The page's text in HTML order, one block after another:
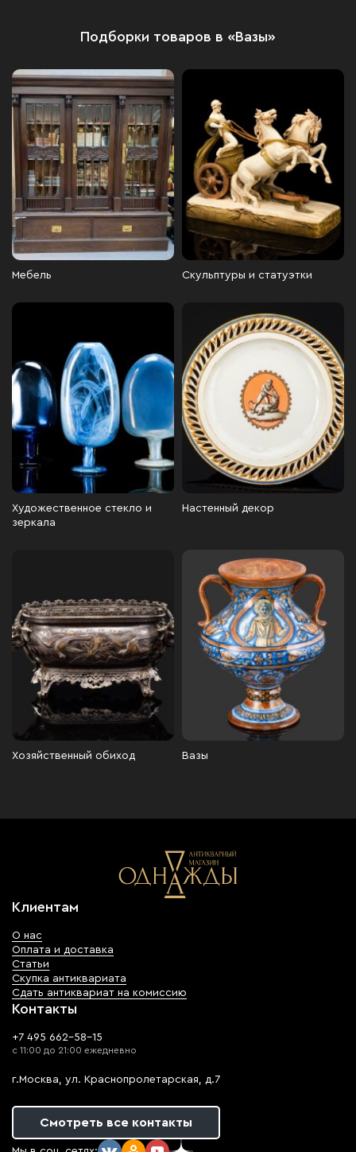
Подборки товаров в «Вазы»
Мебель Скульптуры и статуэтки
Художественное стекло и
зеркала
Настенный декор
Хозяйственный обиход Вазы
Клиентам
О нас
Оплата и доставка
Статьи
Скупка антиквариата
Сдать антиквариат на комиссию
Контакты
+7 495 662-58-15
с 11:00 до 21:00 ежедневно
г.Москва, ул. Краснопролетарская, д.7
Смотреть все контакты